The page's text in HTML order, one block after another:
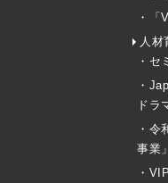
・「
人材
・セ
・
ドラ
・令
事業」
・